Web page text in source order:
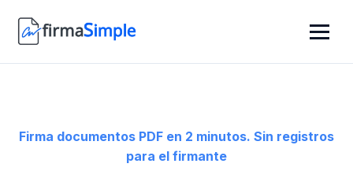
Firma documentos PDF en 2 minutos. Sin registros
para el firmante